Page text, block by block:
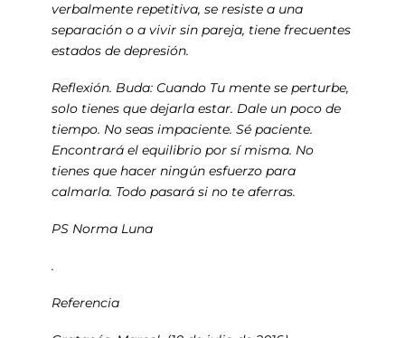
verbalmente repetitiva, se resiste a una
separación o a vivir sin pareja, tiene frecuentes
estados de depresión.
Reflexión. Buda: Cuando Tu mente se perturbe,
solo tienes que dejarla estar. Dale un poco de
tiempo. No seas impaciente. Sé paciente.
Encontrará el equilibrio por sí misma. No
tienes que hacer ningún esfuerzo para
calmarla. Todo pasará si no te aferras.
PS Norma Luna
.
Referencia